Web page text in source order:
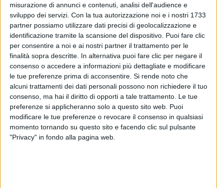
misurazione di annunci e contenuti, analisi dell'audience e
sviluppo dei servizi. Con la tua autorizzazione noi e i nostri 1733
partner possiamo utilizzare dati precisi di geolocalizzazione e
identificazione tramite la scansione del dispositivo. Puoi fare clic
per consentire a noi e ai nostri partner il trattamento per le
finalità sopra descritte. In alternativa puoi fare clic per negare il
consenso o accedere a informazioni più dettagliate e modificare
le tue preferenze prima di acconsentire. Si rende noto che
alcuni trattamenti dei dati personali possono non richiedere il tuo
consenso, ma hai il diritto di opporti a tale trattamento. Le tue
preferenze si applicheranno solo a questo sito web. Puoi
modificare le tue preferenze o revocare il consenso in qualsiasi
momento tornando su questo sito e facendo clic sul pulsante
"Privacy" in fondo alla pagina web.
VIDEO
Intervista a Sigourney Weaver e Quintessa
Swindell (Master Gardner)